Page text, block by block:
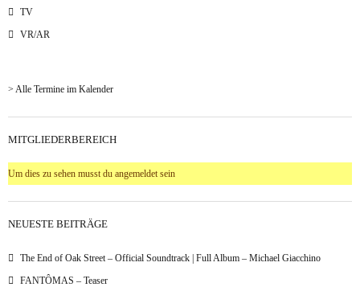
TV
VR/AR
> Alle Termine im Kalender
MITGLIEDERBEREICH
Um dies zu sehen musst du angemeldet sein
NEUESTE BEITRÄGE
The End of Oak Street – Official Soundtrack | Full Album – Michael Giacchino
FANTÔMAS – Teaser